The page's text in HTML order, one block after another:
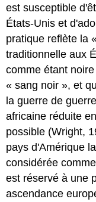
est susceptible
États-Unis et
pratique reflète la
traditionnelle aux
comme étant
« sang noir », et
la guerre de
africaine réduite
possible (Wright,
pays d'Amérique
considérée
est réservé à une
ascendance